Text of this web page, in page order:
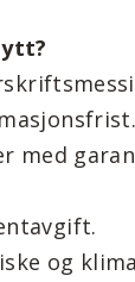
med
og